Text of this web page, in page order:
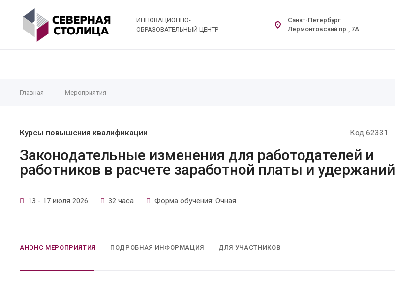
ИННОВАЦИОННО-
ОБРАЗОВАТЕЛЬНЫЙ ЦЕНТР
Санкт-Петербург
Лермонтовский пр., 7А
Главная Мероприятия
Курсы повышения квалификации Код 62331
Законодательные изменения для работодателей и
работников в расчете заработной платы и удержаний
13 - 17 июля 2026 32 часа Форма обучения: Очная
АНОНС МЕРОПРИЯТИЯ ПОДРОБНАЯ ИНФОРМАЦИЯ ДЛЯ УЧАСТНИКОВ